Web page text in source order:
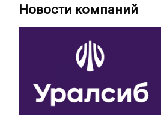
Новости компаний